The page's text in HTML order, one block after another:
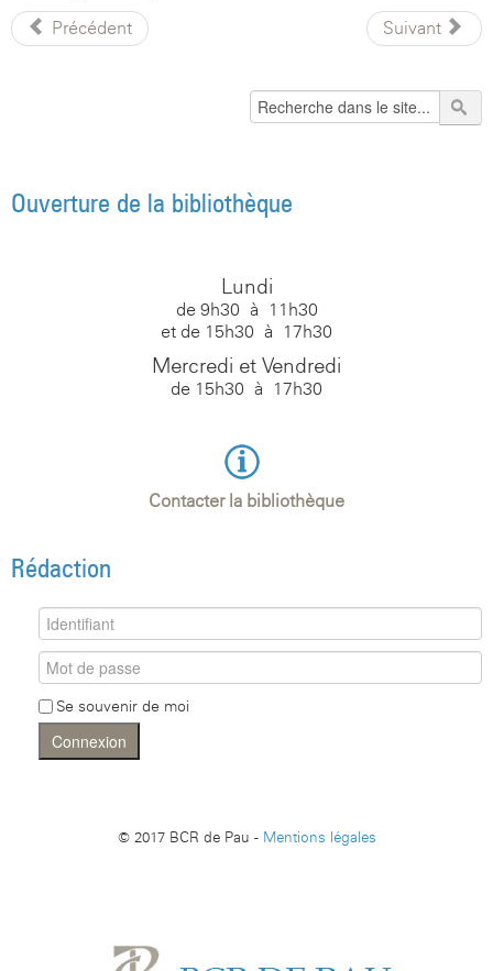
Précédent
Suivant
Ouverture de la bibliothèque
Lundi
de 9h30 à 11h30
et de 15h30 à 17h30
Mercredi et Vendredi
de 15h30 à 17h30
Contacter la bibliothèque
Rédaction
Se souvenir de moi
Connexion
© 2017 BCR de Pau - Mentions légales